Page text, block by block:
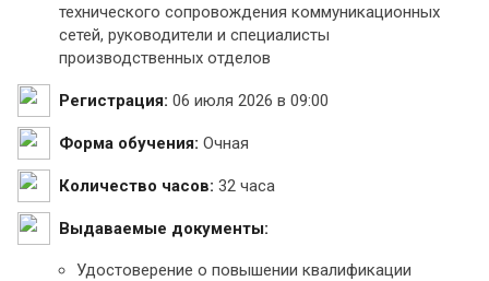
технического сопровождения коммуникационных
сетей, руководители и специалисты
производственных отделов
Регистрация: 06 июля 2026 в 09:00
Форма обучения: Очная
Количество часов: 32 часа
Выдаваемые документы:
Удостоверение о повышении квалификации